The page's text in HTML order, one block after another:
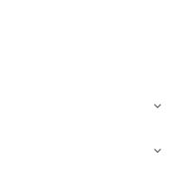

